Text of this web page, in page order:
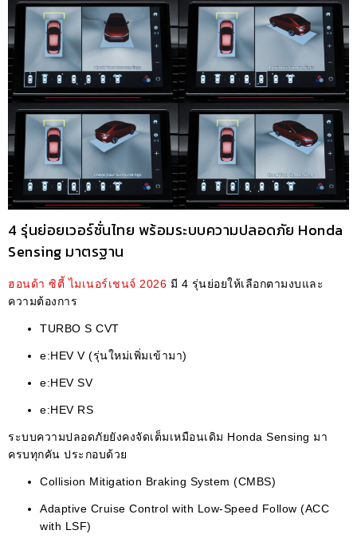
4 รุ่นย่อยเวอร์ชั่นไทย พร้อมระบบความปลอดภัย Honda
Sensing มาตรฐาน
ฮอนด้า ซิตี้ ไมเนอร์เชนจ์ 2026 มี 4 รุ่นย่อยให้เลือกตามงบและ
ความต้องการ
TURBO S CVT
e:HEV V (รุ่นใหม่เพิ่มเข้ามา)
e:HEV SV
e:HEV RS
ระบบความปลอดภัยยังคงจัดเต็มเหมือนเดิม Honda Sensing มา
ครบทุกคัน ประกอบด้วย
Collision Mitigation Braking System (CMBS)
Adaptive Cruise Control with Low-Speed Follow (ACC
with LSF)